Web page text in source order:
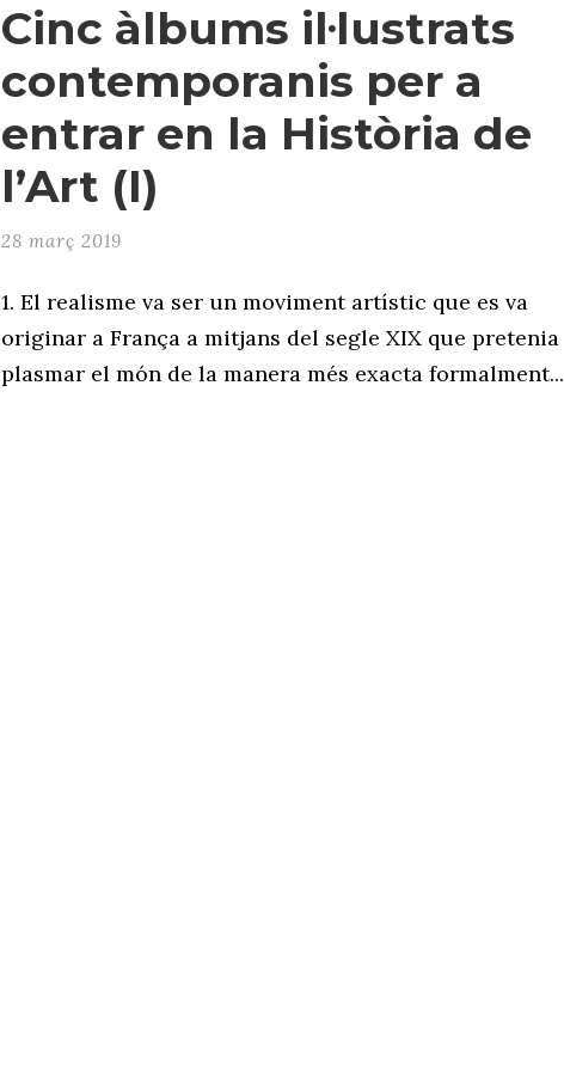
Cinc àlbums il·lustrats
contemporanis per a
entrar en la Història de
l’Art (I)
28 març 2019
1. El realisme va ser un moviment artístic que es va
originar a França a mitjans del segle XIX que pretenia
plasmar el món de la manera més exacta formalment...